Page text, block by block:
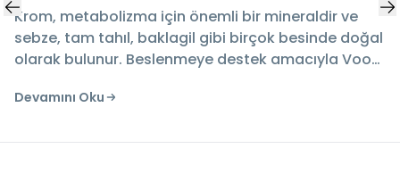
Krom, metabolizma için önemli bir mineraldir ve
sebze, tam tahıl, baklagil gibi birçok besinde doğal
olarak bulunur. Beslenmeye destek amacıyla Voop
seçenek sunar.
Devamını Oku